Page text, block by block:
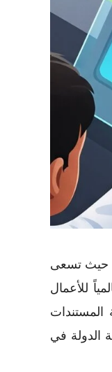
حيث تسعى
للأعمال
المستندات
الدولة في